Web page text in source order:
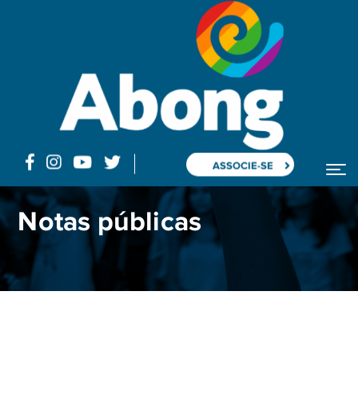
ASSOCIE-SE
Posts "queimadas"
Notas públicas